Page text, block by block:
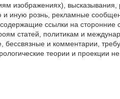
изображениях),
иную рознь, рекламные
ссылки на сторонние
статей, политикам и
бессвязные и комментарии,
теории и проекции